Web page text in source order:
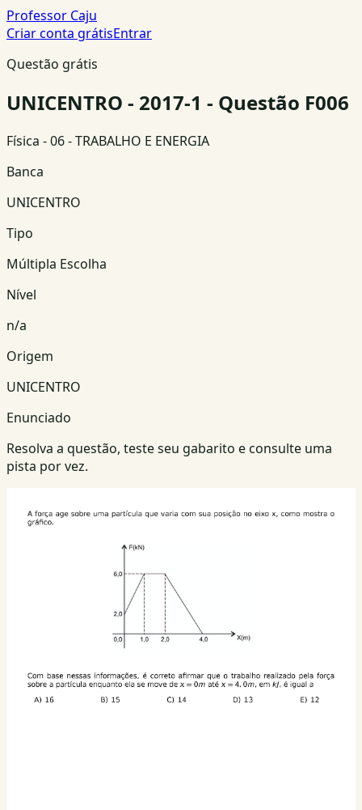
Professor Caju
Criar conta grátisEntrar
Questão grátis
UNICENTRO - 2017-1 - Questão F006
Física - 06 - TRABALHO E ENERGIA
Banca
UNICENTRO
Tipo
Múltipla Escolha
Nível
n/a
Origem
UNICENTRO
Enunciado
Resolva a questão, teste seu gabarito e consulte uma
pista por vez.